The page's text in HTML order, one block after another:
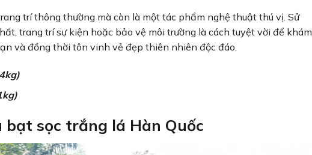
trí thông thường mà còn là một tác phẩm nghệ thuật thú vị. Sử
trang trí sự kiện hoặc bảo vệ môi trường là cách tuyệt vời để khám
và đồng thời tôn vinh vẻ đẹp thiên nhiên độc đáo.
bạt sọc trắng lá Hàn Quốc